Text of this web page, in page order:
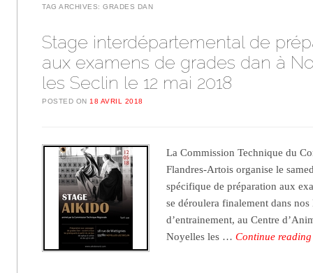
TAG ARCHIVES:GRADES DAN
Stage interdépartemental de
aux examens de grades dan à
les Seclin le 12 mai 2018
POSTED ON18 AVRIL 2018
La Commission Technique du
Flandres-Artois organise le
spécifique de préparation aux
se déroulera finalement dans
d’entrainement, au Centre
Noyelles les …Continue